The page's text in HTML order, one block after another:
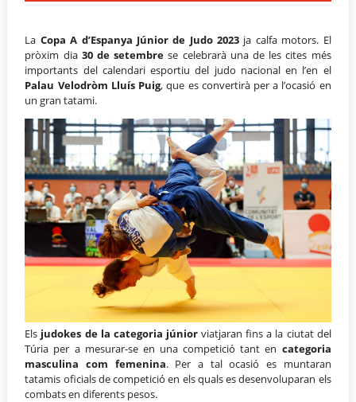
La Copa A d’Espanya Júnior de Judo 2023 ja calfa motors. El
pròxim dia 30 de setembre se celebrarà una de les cites més
importants del calendari esportiu del judo nacional en l’en el
Palau Velodròm Lluís Puig, que es convertirà per a l’ocasió en
un gran tatami.
Els judokes de la categoria júniorviatjaran fins a la ciutat del
Túria per a mesurar-se en una competició tant en categoria
masculina com femenina. Per a tal ocasió es muntaran
tatamis oficials de competició en els quals es desenvoluparan els
combats en diferents pesos.